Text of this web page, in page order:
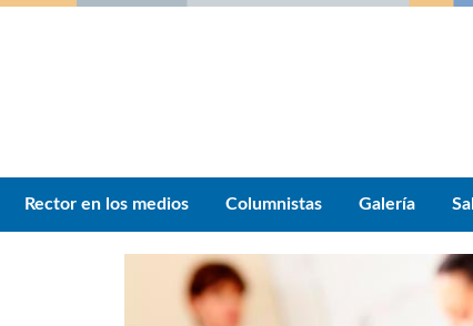
Rector en los medios Columnistas Galería